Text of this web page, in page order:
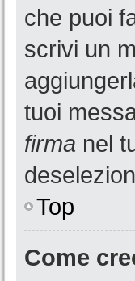
che puoi
scrivi un
tuoi
firma nel
Top
Come